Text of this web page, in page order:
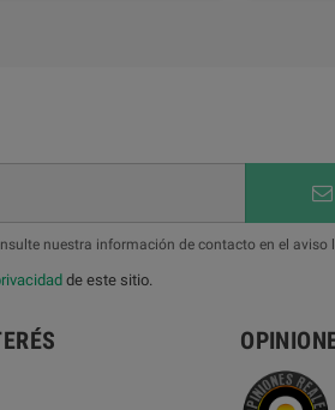
nuestra información de contacto en el aviso
de este sitio.